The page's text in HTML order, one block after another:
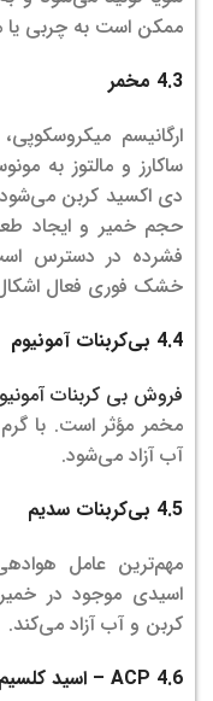
ممکن است به چربی یا
4.3 مخمر
ارگانیسم
ساکارز و مالتوز به
دی اکسید کربن
حجم خمیر و ایجاد
فشرده در دسترس
خشک فوری فعال
4.4 بی‌کربنات آمونیوم
فروش بی کربنات
مخمر مؤثر است. با
آب آزاد می‌شود.
4.5 بی‌کربنات سدیم
مهم‌ترین عامل
اسیدی موجود در
کربن و آب آزاد می‌کند.
4.6 ACP – اسید کلسیم فسفات